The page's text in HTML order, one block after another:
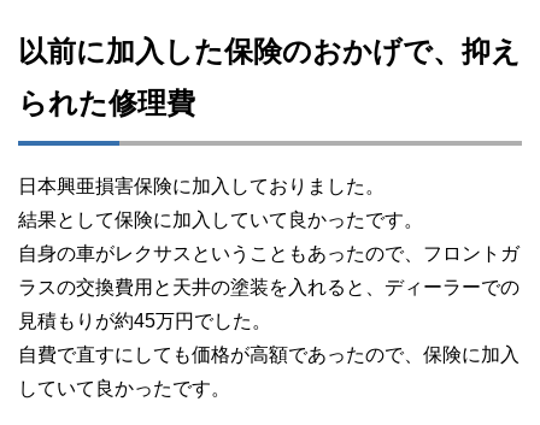
以前に加入した保険のおかげで、抑え
られた修理費
日本興亜損害保険に加入しておりました。
結果として保険に加入していて良かったです。
自身の車がレクサスということもあったので、フロントガ
ラスの交換費用と天井の塗装を入れると、ディーラーでの
見積もりが約45万円でした。
自費で直すにしても価格が高額であったので、保険に加入
していて良かったです。